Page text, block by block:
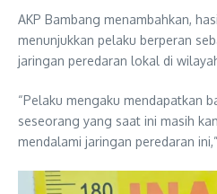
AKP Bambang menambahkan,
menunjukkan pelaku berperan
jaringan peredaran lokal di
“Pelaku mengaku mendapatkan
seseorang yang saat ini masih
mendalami jaringan peredaran